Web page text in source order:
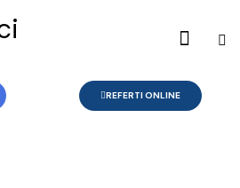
REFERTI ONLINE